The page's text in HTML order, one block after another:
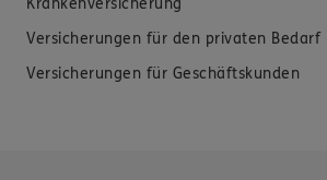
Krankenversicherung
Versicherungen für den privaten Bedarf
Versicherungen für Geschäftskunden